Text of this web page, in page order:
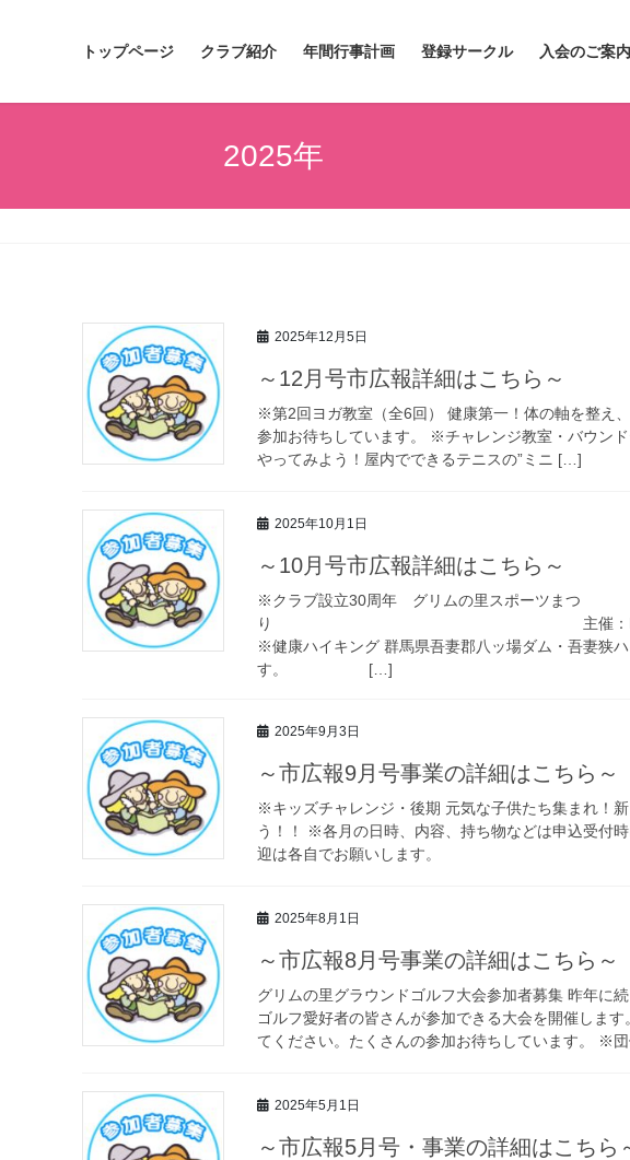
トップページ クラブ紹介 年間行事計画 登録サークル 入会のご案内
2025年
2025年12月5日
～12月号市広報詳細はこちら～
※第2回ヨガ教室（全6回） 健康第一！体の軸を整え
参加お待ちしています。 ※チャレンジ教室・バウン
やってみよう！屋内でできるテニスの”ミニ […]
2025年10月1日
～10月号市広報詳細はこちら～
※クラブ設立30周年 グリムの里スポーツまつ
り 主催：NPO法人グリム
※健康ハイキング 群馬県吾妻郡八ッ場ダム・吾妻狭
す。 […]
2025年9月3日
～市広報9月号事業の詳細はこちら～
※キッズチャレンジ・後期 元気な子供たち集まれ！
う！！ ※各月の日時、内容、持ち物などは申込受付
迎は各自でお願いします。
2025年8月1日
～市広報8月号事業の詳細はこちら～
グリムの里グラウンドゴルフ大会参加者募集 昨年に
ゴルフ愛好者の皆さんが参加できる大会を開催しま
てください。たくさんの参加お待ちしています。 ※
2025年5月1日
～市広報5月号・事業の詳細はこちら